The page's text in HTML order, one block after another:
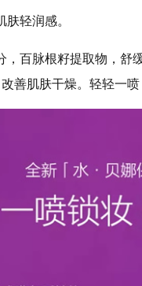
轻润感。
，百脉根籽提取物，舒
善肌肤干燥。轻轻一喷